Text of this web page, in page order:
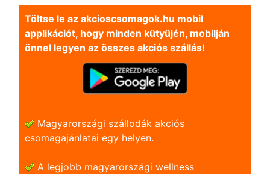
Töltse le az akcioscsomagok.hu mobil
applikációt, hogy minden kütyüjén, mobilján
önnel legyen az összes akciós szállás!
Magyarországi szállodák akciós
csomagajánlatai egy helyen.
A legjobb magyarországi wellness